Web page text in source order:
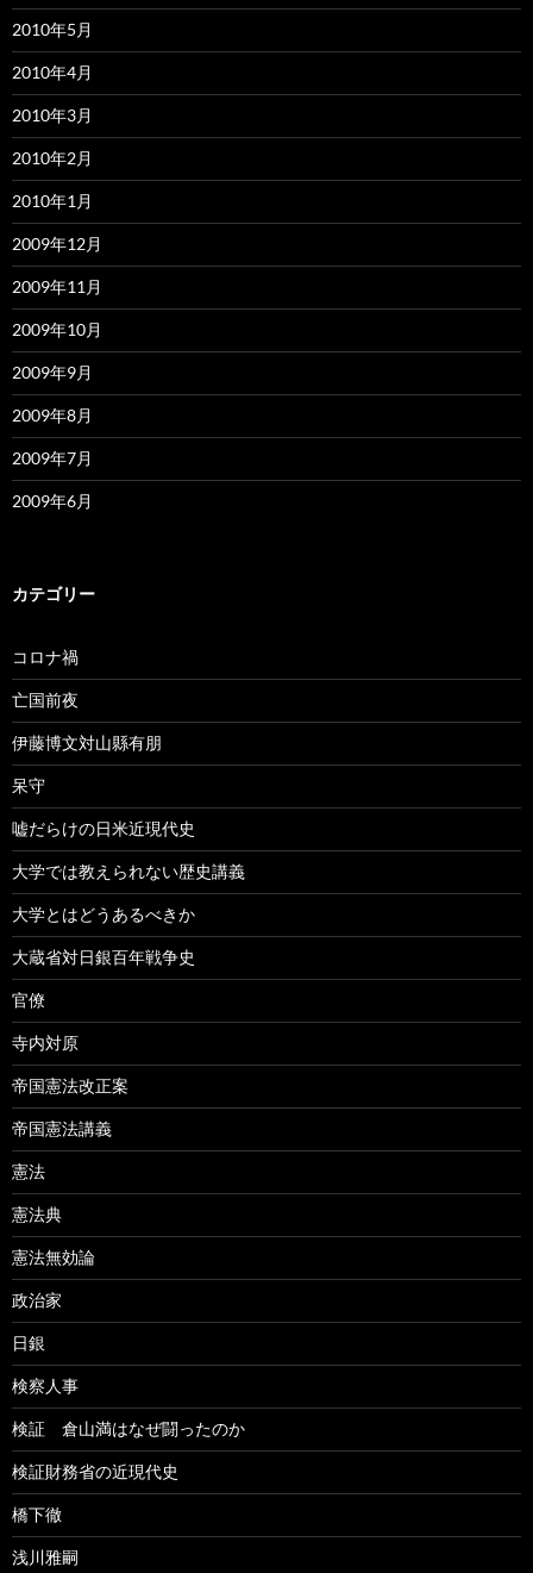
2010年5月
2010年4月
2010年3月
2010年2月
2010年1月
2009年12月
2009年11月
2009年10月
2009年9月
2009年8月
2009年7月
2009年6月
カテゴリー
コロナ禍
亡国前夜
伊藤博文対山縣有朋
呆守
嘘だらけの日米近現代史
大学では教えられない歴史講義
大学とはどうあるべきか
大蔵省対日銀百年戦争史
官僚
寺内対原
帝国憲法改正案
帝国憲法講義
憲法
憲法典
憲法無効論
政治家
日銀
検察人事
検証 倉山満はなぜ闘ったのか
検証財務省の近現代史
橋下徹
浅川雅嗣